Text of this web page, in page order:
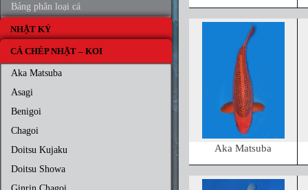
Bảng phân loại cá
NHẬT KÝ
CÁ CHÉP NHẬT – KOI
Aka Matsuba
Asagi
Benigoi
Chagoi
Doitsu Kujaku
Doitsu Showa
Aka Matsuba